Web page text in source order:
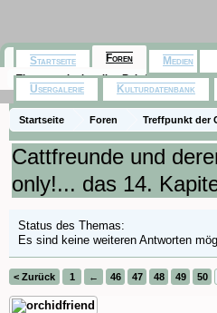
Startseite Foren
Treffpunkt der
Orchideenfotos (Hybriden)
Cattfreunde und
only!... das 14.
Status des Themas:
Es sind keine weiteren Antworten
< Zurück 1 ← 46 47 48 49 50
Startseite Foren
Themen mit aktuellen Beiträgen
Medien
Usergalerie Kulturdatenbank